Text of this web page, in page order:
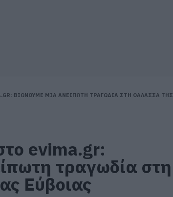
BΙΩΝΟΥΜΕ ΜΙΑ ΑΝΕΙΠΩΤΗ ΤΡΑΓΩΔΙΑ ΣΤΗ ΘΑΛΑΣΣΑ ΤΗΣ
evima.gr:
τραγωδία στη
Εύβοιας